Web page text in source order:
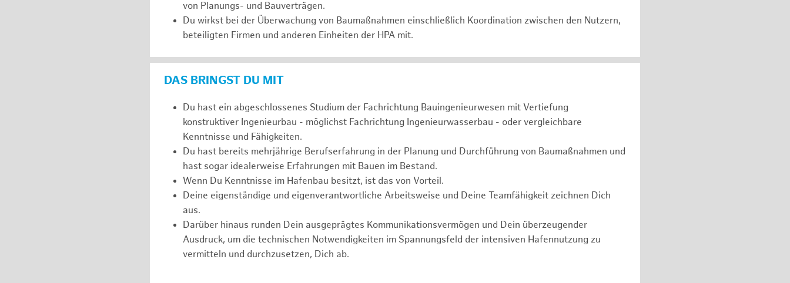
von Planungs- und Bauverträgen.
Du wirkst bei der Überwachung von Baumaßnahmen einschließlich Koordination zwischen den Nutzern,
beteiligten Firmen und anderen Einheiten der HPA mit.
DAS BRINGST DU MIT
Du hast ein abgeschlossenes Studium der Fachrichtung Bauingenieurwesen mit Vertiefung
konstruktiver Ingenieurbau - möglichst Fachrichtung Ingenieurwasserbau - oder vergleichbare
Kenntnisse und Fähigkeiten.
Du hast bereits mehrjährige Berufserfahrung in der Planung und Durchführung von Baumaßnahmen und
hast sogar idealerweise Erfahrungen mit Bauen im Bestand.
Wenn Du Kenntnisse im Hafenbau besitzt, ist das von Vorteil.
Deine eigenständige und eigenverantwortliche Arbeitsweise und Deine Teamfähigkeit zeichnen Dich
aus.
Darüber hinaus runden Dein ausgeprägtes Kommunikationsvermögen und Dein überzeugender
Ausdruck, um die technischen Notwendigkeiten im Spannungsfeld der intensiven Hafennutzung zu
vermitteln und durchzusetzen, Dich ab.